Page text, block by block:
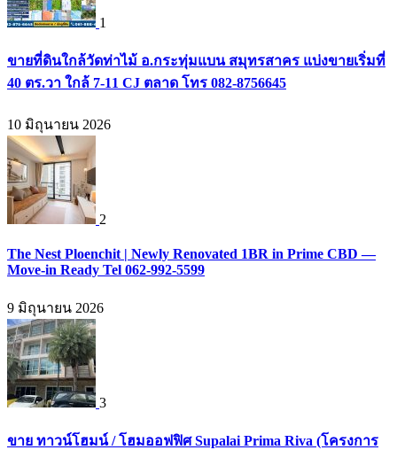
1
ขายที่ดินใกล้วัดท่าไม้ อ.กระทุ่มแบน สมุทรสาคร แบ่งขายเริ่มที่
40 ตร.วา ใกล้ 7-11 CJ ตลาด โทร 082-8756645
10 มิถุนายน 2026
2
The Nest Ploenchit | Newly Renovated 1BR in Prime CBD —
Move-in Ready Tel 062-992-5599
9 มิถุนายน 2026
3
ขาย ทาวน์โฮมน์ / โฮมออฟฟิศ Supalai Prima Riva (โครงการ